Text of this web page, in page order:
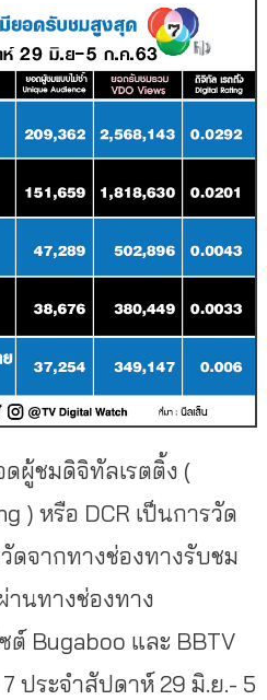
ผู้ชมดิจิทัลเรตติ้ง (
) หรือ DCR เป็นการวัด
ดจากทางช่องทางรับชม
านทางช่องทาง
ต์ Bugaboo และ BBTV
ประจำสัปดาห์ 29 มิ.ย.- 5